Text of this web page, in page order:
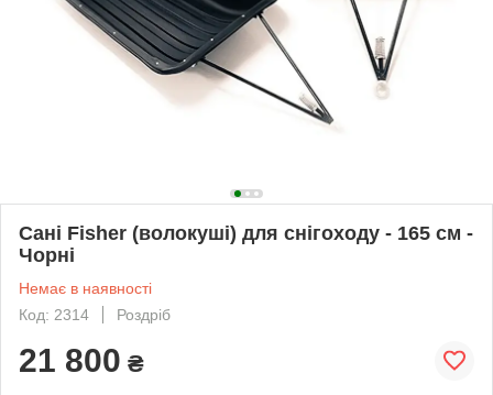
Сані Fisher (волокуші) для снігоходу - 165 см -
Чорні
Немає в наявності
Код: 2314
Роздріб
21 800 ₴